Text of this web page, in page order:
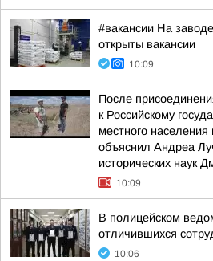
#вакансии На
открыты вакансии
10:09
После
к Российскому
местного
объяснил Андреа
исторических наук
10:09
В полицейском
отличившихся
10:06